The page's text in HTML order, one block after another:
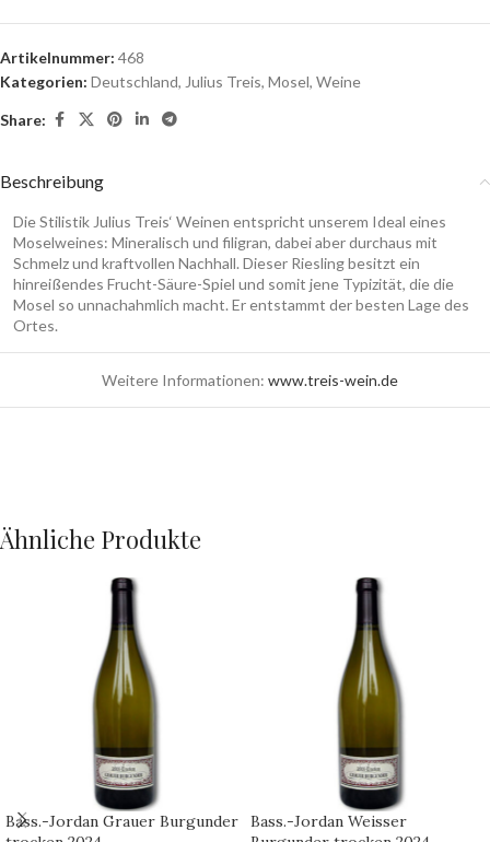
Artikelnummer: 468
Kategorien: Deutschland, Julius Treis, Mosel, Weine
Share:
Beschreibung
Die Stilistik Julius Treis‘ Weinen entspricht unserem Ideal eines
Moselweines: Mineralisch und filigran, dabei aber durchaus mit
Schmelz und kraftvollen Nachhall. Dieser Riesling besitzt ein
hinreißendes Frucht-Säure-Spiel und somit jene Typizität, die die
Mosel so unnachahmlich macht. Er entstammt der besten Lage des
Ortes.
Weitere Informationen: www.treis-wein.de
Ähnliche Produkte
Bass.-Jordan Grauer Burgunder
Bass.-Jordan Weisser